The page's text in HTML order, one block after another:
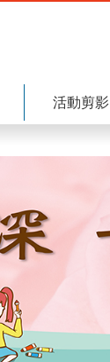
活動剪影